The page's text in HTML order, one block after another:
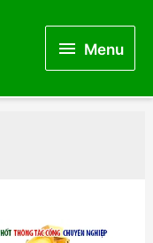
MenuMenu